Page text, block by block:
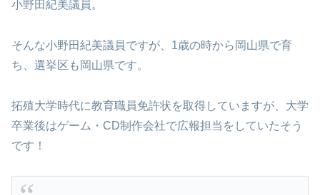
小野田紀美議員。
そんな小野田紀美議員ですが、1歳の時から岡山県で育
ち、選挙区も岡山県です。
拓殖大学時代に教育職員免許状を取得していますが、大学
卒業後はゲーム・CD制作会社で広報担当をしていたそう
です！